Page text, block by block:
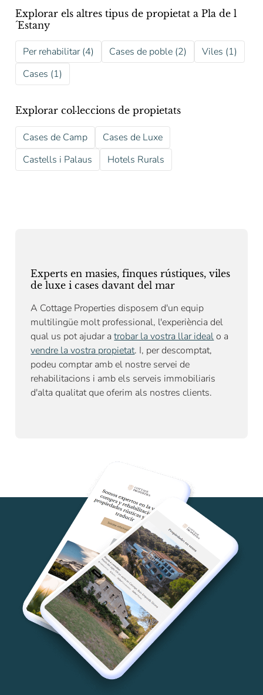
Explorar els altres tipus de propietat a Pla de l
´Estany
Per rehabilitar (4) Cases de poble (2)
Viles (1)
Cases (1)
Explorar col·leccions de propietats
Cases de Camp
Cases de Luxe
Castells i Palaus
Hotels Rurals
Experts en masies, finques rústiques, viles
de luxe i cases davant del mar
A Cottage Properties disposem d'un equip
multilingüe molt professional, l'experiència del
qual us pot ajudar atrobar la vostra llar idealo a
vendre la vostra propietat. I, per descomptat,
podeu comptar amb el nostre servei de
rehabilitacions i amb els serveis immobiliaris
d'alta qualitat que oferim als nostres clients.